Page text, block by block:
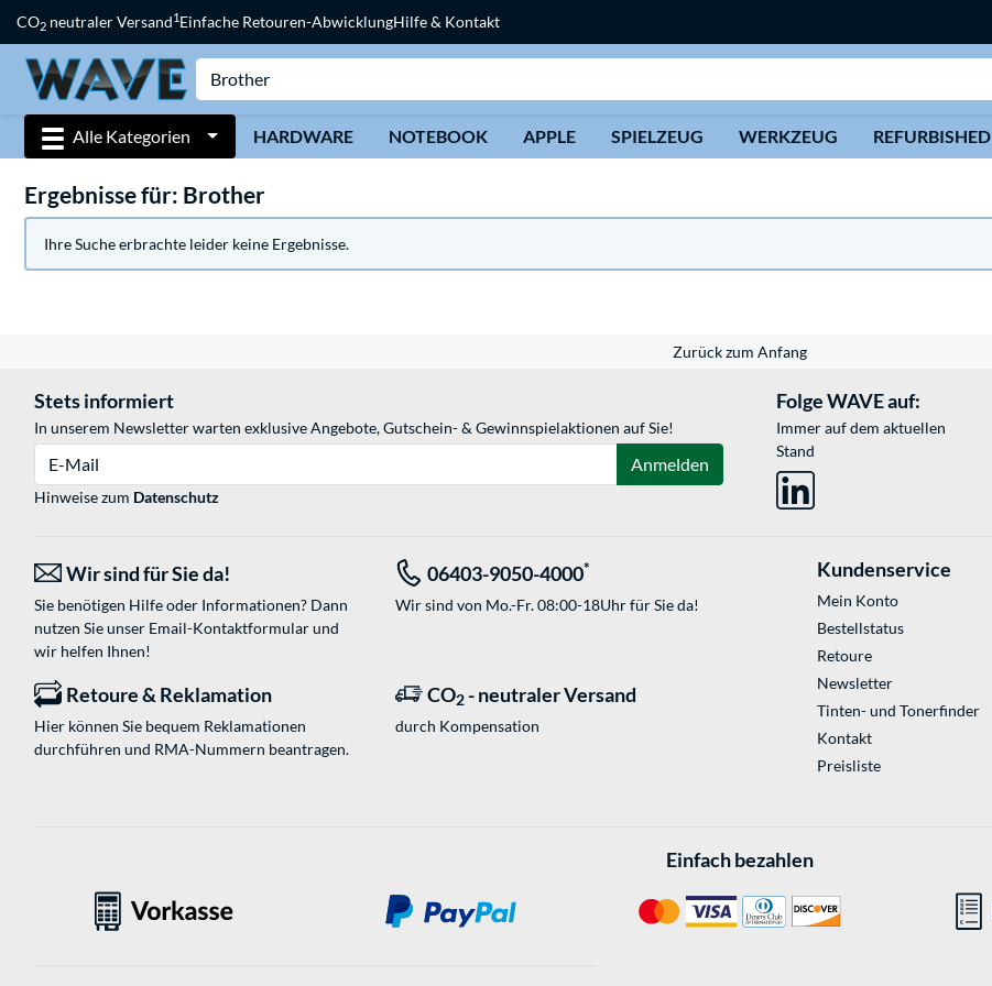
CO2 neutraler Versand1Einfache Retouren-AbwicklungHilfe & Kontakt
Alle Kategorien HARDWARE NOTEBOOK APPLE SPIELZEUG WERKZEUG REFURBISHED
Ergebnisse für: Brother
Ihre Suche erbrachte leider keine Ergebnisse.
Zurück zum Anfang
Stets informiert
In unserem Newsletter warten exklusive Angebote, Gutschein- & Gewinnspielaktionen auf Sie!
Anmelden
Hinweise zum Datenschutz
Folge WAVE auf:
Immer auf dem aktuellen
Stand
Wir sind für Sie da!
Sie benötigen Hilfe oder Informationen? Dann
nutzen Sie unser Email-Kontaktformularund
wir helfen Ihnen!
06403-9050-4000*
Wir sind von Mo.-Fr. 08:00-18Uhr für Sie da!
Retoure & Reklamation
Hier können Sie bequem Reklamationen
durchführen und RMA-Nummern beantragen.
CO2 - neutraler Versand
durch Kompensation
Kundenservice
Mein Konto
Bestellstatus
Retoure
Newsletter
Tinten- und Tonerfinder
Kontakt
Preisliste
Einfach bezahlen